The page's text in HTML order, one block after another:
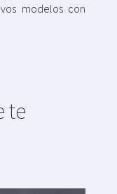
modelos con
te